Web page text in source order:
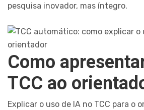
pesquisa inovador, mas íntegro.
Como
TCC ao
Explicar o uso de IA no TCC para o